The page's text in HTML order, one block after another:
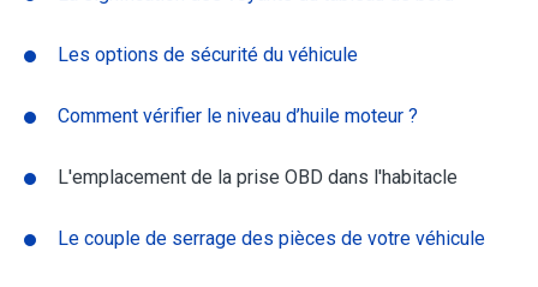
Les options de sécurité du véhicule
Comment vérifier le niveau d’huile moteur ?
L'emplacement de la prise OBD dans l'habitacle
Le couple de serrage des pièces de votre véhicule